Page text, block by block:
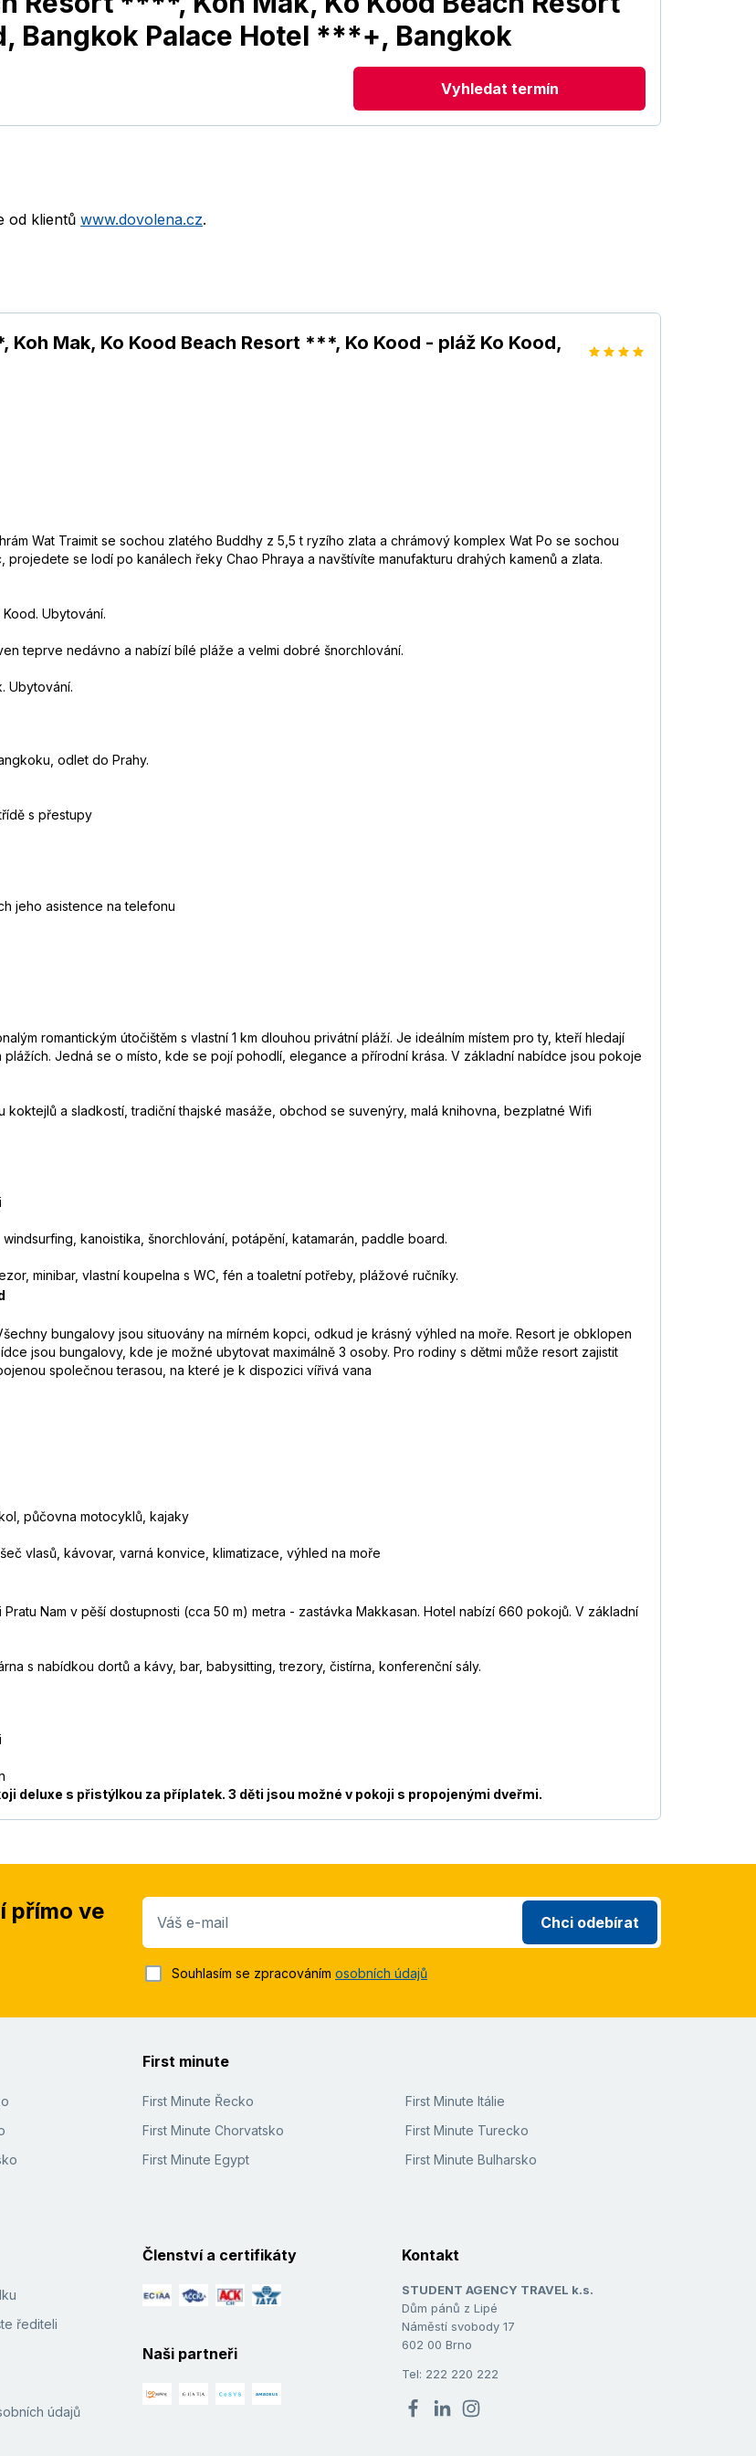
Bangkok Palace Hotel ***+, Bangkok
Vyhledat termín
od klientů www.dovolena.cz.
Mak, Ko Kood Beach Resort ***, Ko Kood - pláž Ko Kood,
Wat Traimit se sochou zlatého Buddhy z 5,5 t ryzího zlata a chrámový komplex Wat Po se sochou
se lodí po kanálech řeky Chao Phraya a navštívíte manufakturu drahých kamenů a zlata.
Ubytování.
teprve nedávno a nabízí bílé pláže a velmi dobré šnorchlování.
Ubytování.
odlet do Prahy.
s přestupy
jeho asistence na telefonu
romantickým útočištěm s vlastní 1 km dlouhou privátní pláží. Je ideálním místem pro ty, kteří hledají
Jedná se o místo, kde se pojí pohodlí, elegance a přírodní krása. V základní nabídce jsou pokoje
a sladkostí, tradiční thajské masáže, obchod se suvenýry, malá knihovna, bezplatné Wifi
kanoistika, šnorchlování, potápění, katamarán, paddle board.
minibar, vlastní koupelna s WC, fén a toaletní potřeby, plážové ručníky.
bungalovy jsou situovány na mírném kopci, odkud je krásný výhled na moře. Resort je obklopen
jsou bungalovy, kde je možné ubytovat maximálně 3 osoby. Pro rodiny s dětmi může resort zajistit
společnou terasou, na které je k dispozici vířivá vana
půčovna motocyklů, kajaky
vlasů, kávovar, varná konvice, klimatizace, výhled na moře
Nam v pěší dostupnosti (cca 50 m) metra - zastávka Makkasan. Hotel nabízí 660 pokojů. V základní
s nabídkou dortů a kávy, bar, babysitting, trezory, čistírna, konferenční sály.
deluxe s přistýlkou za příplatek. 3 děti jsou možné v pokoji s propojenými dveřmi.
přímo ve
Váš e-mail Chci odebírat
Souhlasím se zpracováním osobních údajů
First minute
First Minute Řecko
First Minute Chorvatsko
First Minute Egypt
First Minute Itálie
First Minute Turecko
First Minute Bulharsko
řediteli
údajů
Členství a certifikáty
Naši partneři
Kontakt
STUDENT AGENCY TRAVEL k.s.
Dům pánů z Lipé
Náměstí svobody 17
602 00 Brno
Tel: 222 220 222